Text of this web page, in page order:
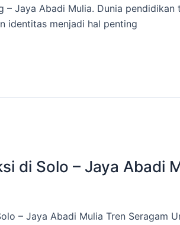
Jaya Abadi Mulia. Dunia
identitas menjadi hal penting
di Solo – Jaya Abadi
– Jaya Abadi Mulia Tren Seragam